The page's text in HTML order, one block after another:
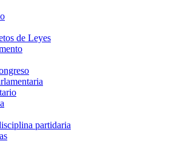
de Leyes
partidaria